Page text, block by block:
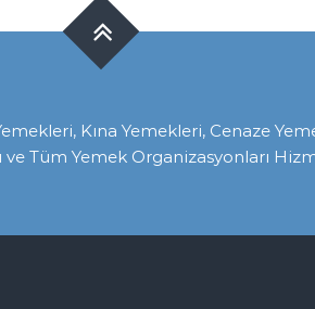
Kına Yemekleri, Cenaze
Tüm Yemek Organizasyonları